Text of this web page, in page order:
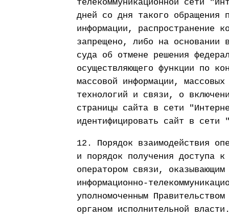
телекоммуникационной сети
дней со дня такого обращения
информации, распространение
запрещено, либо на основании
суда об отмене решения
осуществляющего функции по
массовой информации,
технологий и связи, о
страницы сайта в сети
идентифицировать сайт в сети
12. Порядок взаимодействия
и порядок получения доступа
оператором связи,
информационно-
уполномоченным
органом исполнительной